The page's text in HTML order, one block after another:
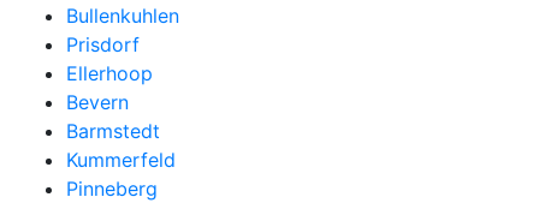
Bullenkuhlen
Prisdorf
Ellerhoop
Bevern
Barmstedt
Kummerfeld
Pinneberg